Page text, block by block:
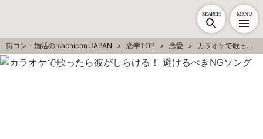
SEARCH MENU
街コン・婚活のmachicon JAPAN 恋学TOP 恋愛 カラオケで歌ったら彼がしらける！ 避けるべきNGソング